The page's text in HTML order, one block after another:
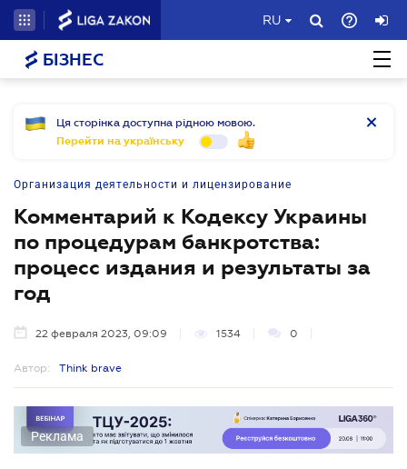
RU
БІЗНЕС
Ця сторінка доступна рідною мовою.
Перейти на українську
Организация деятельности и лицензирование
Комментарий к Кодексу Украины
по процедурам банкротства:
процесс издания и результаты за
год
22 февраля 2023, 09:09 1534 0
Автор: Think brave
Реклама